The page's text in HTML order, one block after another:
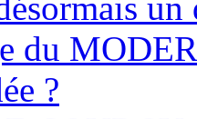
du
?